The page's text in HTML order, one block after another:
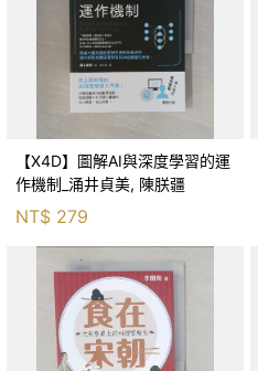
【X4D】圖解AI與深度學習的運
作機制_涌井貞美, 陳朕疆
NT$ 279